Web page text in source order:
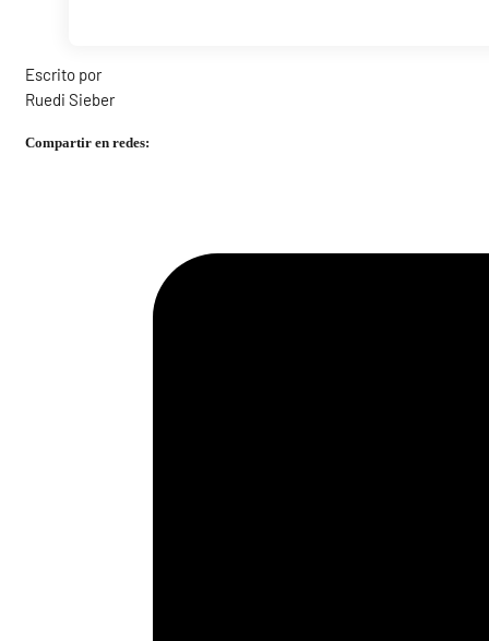
Escrito por
Ruedi Sieber
Compartir en redes: